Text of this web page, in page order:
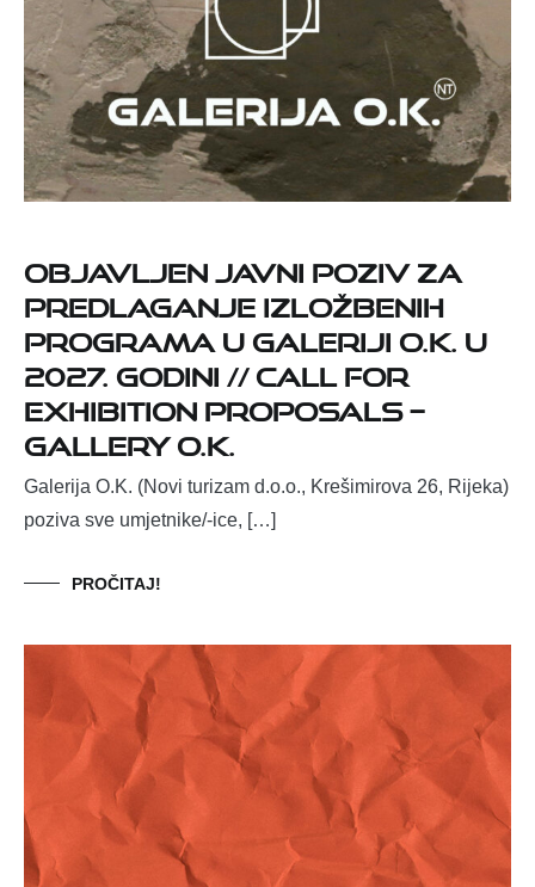
Objavljen javni poziv za
predlaganje izložbenih
programa u Galeriji O.K. u
2027. godini // Call for
exhibition proposals –
Gallery O.K.
Galerija O.K. (Novi turizam d.o.o., Krešimirova 26, Rijeka)
poziva sve umjetnike/-ice, […]
PROČITAJ!